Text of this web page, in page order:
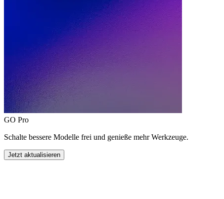
GO Pro
Schalte bessere Modelle frei und genieße mehr Werkzeuge.
Jetzt aktualisieren